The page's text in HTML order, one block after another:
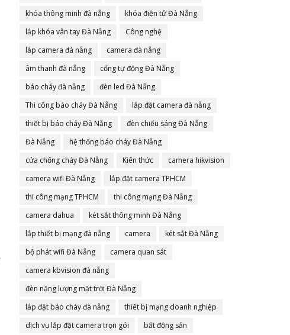
khóa thông minh đà nẵng
khóa điện tử Đà Nẵng
lắp khóa vân tay Đà Nẵng
Công nghệ
lắp camera đà nẵng
camera đà nẵng
âm thanh đà nẵng
cổng tự động Đà Nẵng
báo cháy đà nẵng
đèn led Đà Nẵng
Thi công báo cháy Đà Nẵng
lắp đặt camera đà nẵng
thiết bị báo cháy Đà Nẵng
đèn chiếu sáng Đà Nẵng
Đà Nẵng
hệ thống báo cháy Đà Nẵng
cửa chống cháy Đà Nẵng
Kiến thức
camera hikvision
camera wifi Đà Nẵng
lắp đặt camera TPHCM
thi công mạng TPHCM
thi công mạng Đà Nẵng
camera dahua
két sắt thông minh Đà Nẵng
lắp thiết bị mạng đà nẵng
camera
két sắt Đà Nẵng
bộ phát wifi Đà Nẵng
camera quan sát
camera kbvision đà nẵng
đèn năng lượng mặt trời Đà Nẵng
lắp đặt báo cháy đà nẵng
thiết bị mạng doanh nghiệp
dịch vụ lắp đặt camera trọn gói
bất động sản